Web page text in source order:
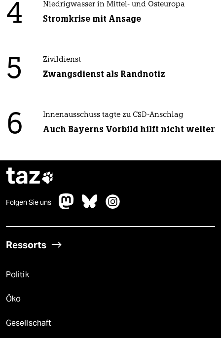
4 Niedrigwasser in Mittel- und Osteuropa
Stromkrise mit Ansage
5 Zivildienst
Zwangsdienst als Randnotiz
6 Innenausschuss tagte zu CSD-Anschlag
Auch Bayerns Vorbild hilft nicht weiter
taz
Folgen Sie uns
Ressorts
Politik
Öko
Gesellschaft